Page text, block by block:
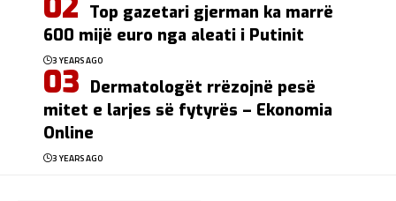
Top gazetari gjerman ka marrë
600 mijë euro nga aleati i Putinit
3 YEARS AGO
Dermatologët rrëzojnë pesë
mitet e larjes së fytyrës – Ekonomia
Online
3 YEARS AGO